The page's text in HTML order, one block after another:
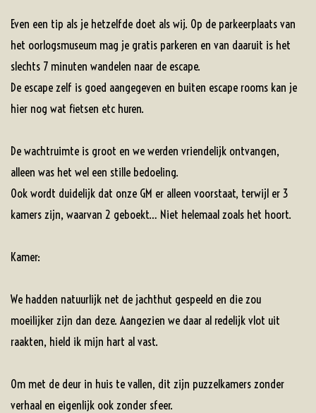
Even een tip als je hetzelfde doet als wij. Op de parkeerplaats van
het oorlogsmuseum mag je gratis parkeren en van daaruit is het
slechts 7 minuten wandelen naar de escape.
De escape zelf is goed aangegeven en buiten escape rooms kan je
hier nog wat fietsen etc huren.
De wachtruimte is groot en we werden vriendelijk ontvangen,
alleen was het wel een stille bedoeling.
Ook wordt duidelijk dat onze GM er alleen voorstaat, terwijl er 3
kamers zijn, waarvan 2 geboekt… Niet helemaal zoals het hoort.
Kamer:
We hadden natuurlijk net de jachthut gespeeld en die zou
moeilijker zijn dan deze. Aangezien we daar al redelijk vlot uit
raakten, hield ik mijn hart al vast.
Om met de deur in huis te vallen, dit zijn puzzelkamers zonder
verhaal en eigenlijk ook zonder sfeer.